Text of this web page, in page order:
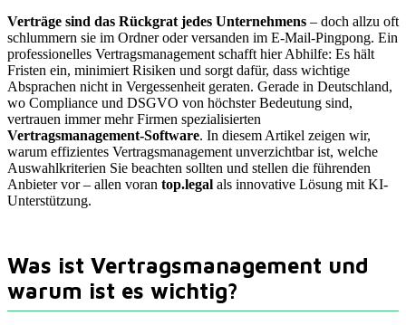
Verträge sind das Rückgrat jedes Unternehmens – doch allzu oft
schlummern sie im Ordner oder versanden im E-Mail-Pingpong. Ein
professionelles Vertragsmanagement schafft hier Abhilfe: Es hält
Fristen ein, minimiert Risiken und sorgt dafür, dass wichtige
Absprachen nicht in Vergessenheit geraten. Gerade in Deutschland,
wo Compliance und DSGVO von höchster Bedeutung sind,
vertrauen immer mehr Firmen spezialisierten
Vertragsmanagement-Software. In diesem Artikel zeigen wir,
warum effizientes Vertragsmanagement unverzichtbar ist, welche
Auswahlkriterien Sie beachten sollten und stellen die führenden
Anbieter vor – allen voran top.legal als innovative Lösung mit KI-
Unterstützung.
Was ist Vertragsmanagement und
warum ist es wichtig?